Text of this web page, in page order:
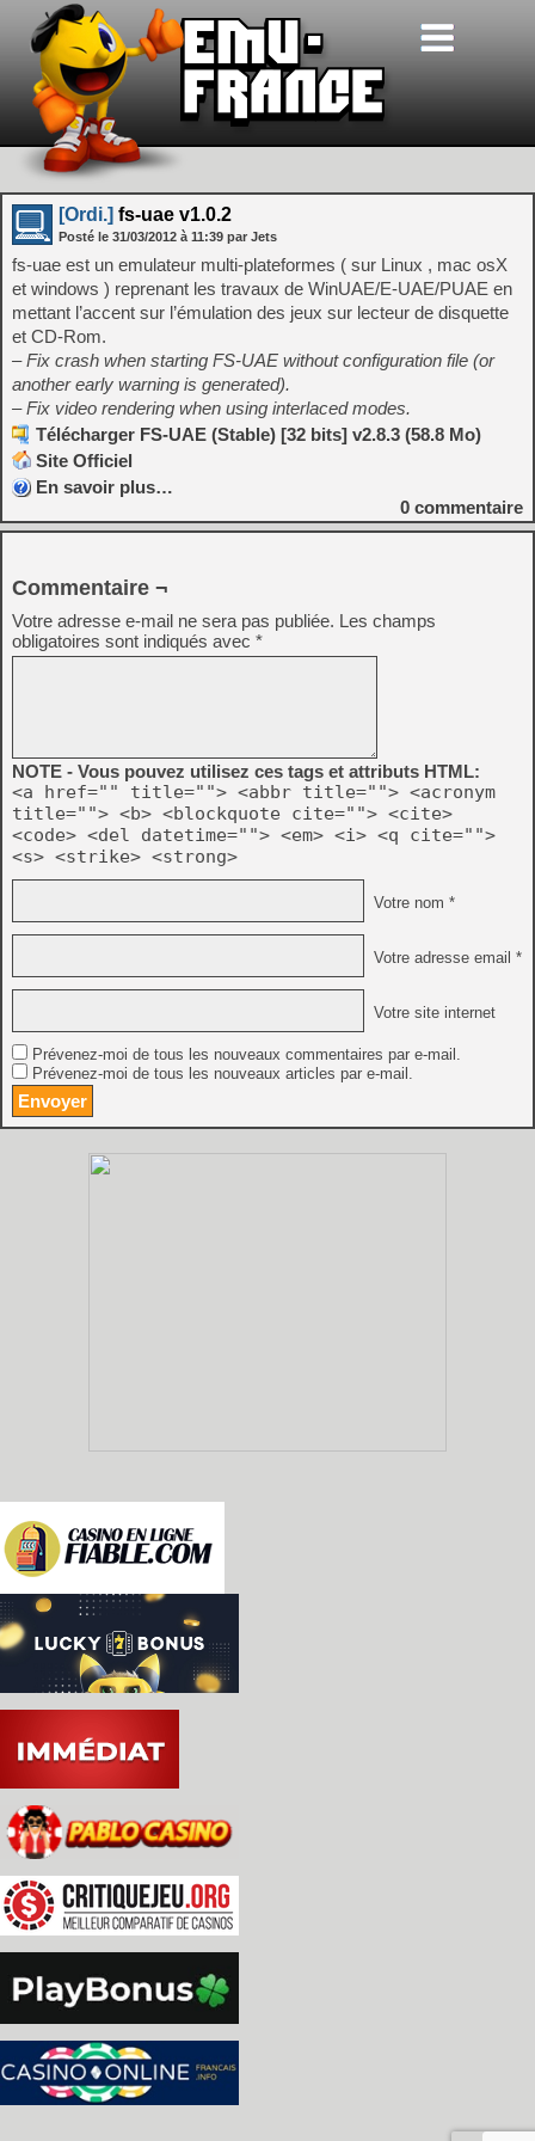
[Ordi.] fs-uae v1.0.2
Posté le 31/03/2012 à 11:39 par Jets
fs-uae est un emulateur multi-plateformes ( sur Linux , mac osX
et windows ) reprenant les travaux de WinUAE/E-UAE/PUAE en
mettant l’accent sur l’émulation des jeux sur lecteur de disquette
et CD-Rom.
– Fix crash when starting FS-UAE without configuration file (or
another early warning is generated).
– Fix video rendering when using interlaced modes.
Télécharger FS-UAE (Stable) [32 bits] v2.8.3 (58.8 Mo)
Site Officiel
En savoir plus…
0 commentaire
Commentaire ¬
Votre adresse e-mail ne sera pas publiée. Les champs
obligatoires sont indiqués avec *
NOTE - Vous pouvez utilisez ces tags et attributs HTML:
<a href="" title=""> <abbr title=""> <acronym
title=""> <b> <blockquote cite=""> <cite>
<code> <del datetime=""> <em> <i> <q cite="">
<s> <strike> <strong>
Votre nom *
Votre adresse email *
Votre site internet
Prévenez-moi de tous les nouveaux commentaires par e-mail.
Prévenez-moi de tous les nouveaux articles par e-mail.